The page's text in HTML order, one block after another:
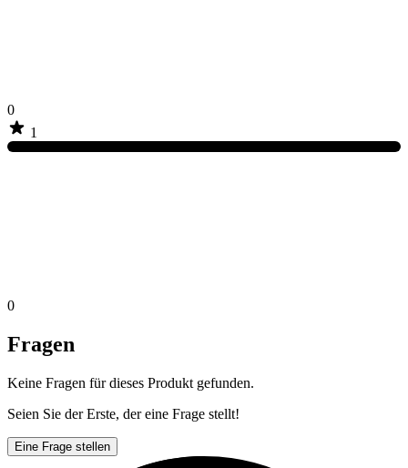
0
1
0
Fragen
Keine Fragen für dieses Produkt gefunden.
Seien Sie der Erste, der eine Frage stellt!
Eine Frage stellen